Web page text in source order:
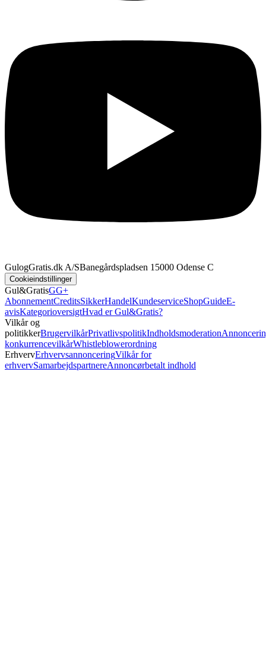
GulogGratis.dk A/SBanegårdspladsen 1 5000 Odense C
Cookieindstillinger
Gul&GratisGG+
AbonnementCreditsSikkerHandelKundeserviceShopGuideE-
avisKategorioversigtHvad er Gul&Gratis?
Vilkår og
politikkerBrugervilkårPrivatlivspolitikIndholdsmoderation
konkurrencevilkårWhistleblowerordning
ErhvervErhvervsannonceringVilkår for
erhvervSamarbejdspartnereAnnoncørbetalt indhold